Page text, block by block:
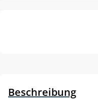
Beschreibung